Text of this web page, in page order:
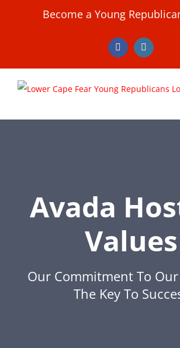
Become a Young
FacebookInstagram
Avada
Values
Our Commitment To
The Key To